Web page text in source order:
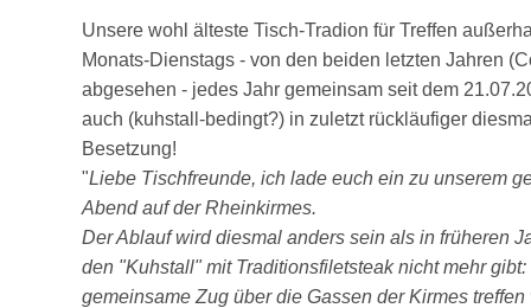
Unsere wohl älteste Tisch-Tradion für Treffen
Monats-Dienstags - von den beiden letzten Jahren
abgesehen - jedes Jahr gemeinsam seit dem
auch (kuhstall-bedingt?) in zuletzt rückläufiger
Besetzung!
"Liebe Tischfreunde, ich lade euch ein zu unserem
Abend auf der Rheinkirmes.
Der Ablauf wird diesmal anders sein als in früheren
den "Kuhstall" mit Traditionsfiletsteak nicht mehr gibt:
gemeinsame Zug über die Gassen der Kirmes treffen